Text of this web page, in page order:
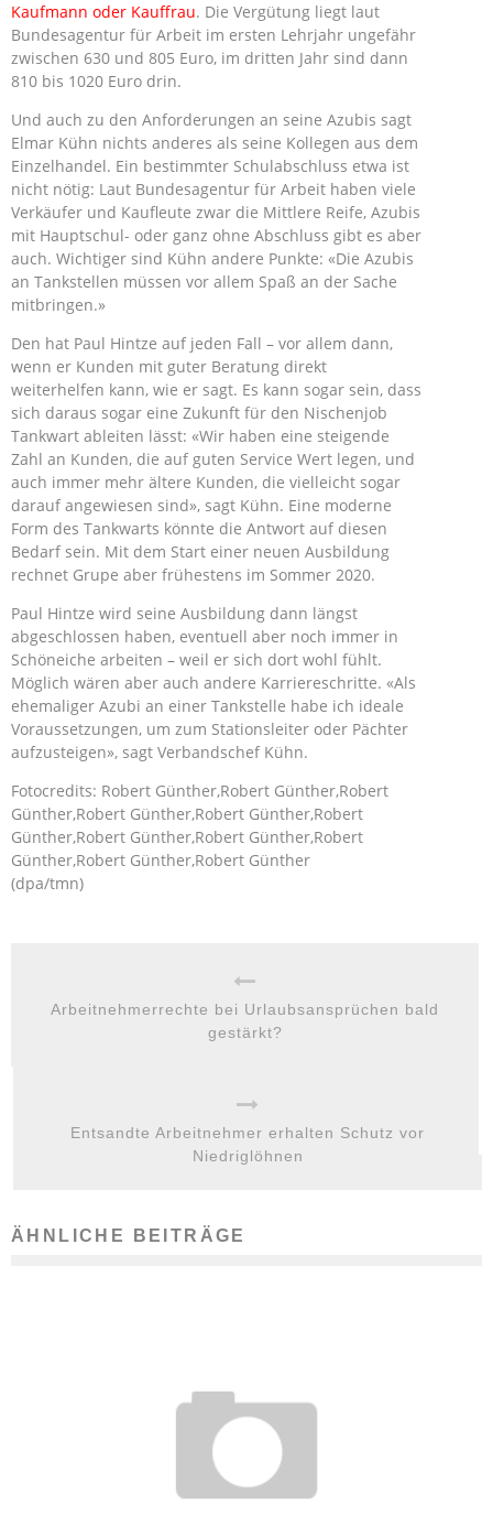
Kaufmann oder Kauffrau. Die Vergütung liegt laut
Bundesagentur für Arbeit im ersten Lehrjahr ungefähr
zwischen 630 und 805 Euro, im dritten Jahr sind dann
810 bis 1020 Euro drin.
Und auch zu den Anforderungen an seine Azubis sagt
Elmar Kühn nichts anderes als seine Kollegen aus dem
Einzelhandel. Ein bestimmter Schulabschluss etwa ist
nicht nötig: Laut Bundesagentur für Arbeit haben viele
Verkäufer und Kaufleute zwar die Mittlere Reife, Azubis
mit Hauptschul- oder ganz ohne Abschluss gibt es aber
auch. Wichtiger sind Kühn andere Punkte: «Die Azubis
an Tankstellen müssen vor allem Spaß an der Sache
mitbringen.»
Den hat Paul Hintze auf jeden Fall – vor allem dann,
wenn er Kunden mit guter Beratung direkt
weiterhelfen kann, wie er sagt. Es kann sogar sein, dass
sich daraus sogar eine Zukunft für den Nischenjob
Tankwart ableiten lässt: «Wir haben eine steigende
Zahl an Kunden, die auf guten Service Wert legen, und
auch immer mehr ältere Kunden, die vielleicht sogar
darauf angewiesen sind», sagt Kühn. Eine moderne
Form des Tankwarts könnte die Antwort auf diesen
Bedarf sein. Mit dem Start einer neuen Ausbildung
rechnet Grupe aber frühestens im Sommer 2020.
Paul Hintze wird seine Ausbildung dann längst
abgeschlossen haben, eventuell aber noch immer in
Schöneiche arbeiten – weil er sich dort wohl fühlt.
Möglich wären aber auch andere Karriereschritte. «Als
ehemaliger Azubi an einer Tankstelle habe ich ideale
Voraussetzungen, um zum Stationsleiter oder Pächter
aufzusteigen», sagt Verbandschef Kühn.
Fotocredits: Robert Günther,Robert Günther,Robert
Günther,Robert Günther,Robert Günther,Robert
Günther,Robert Günther,Robert Günther,Robert
Günther,Robert Günther,Robert Günther
(dpa/tmn)
Arbeitnehmerrechte bei Urlaubsansprüchen bald
gestärkt?
Entsandte Arbeitnehmer erhalten Schutz vor
Niedriglöhnen
ÄHNLICHE BEITRÄGE